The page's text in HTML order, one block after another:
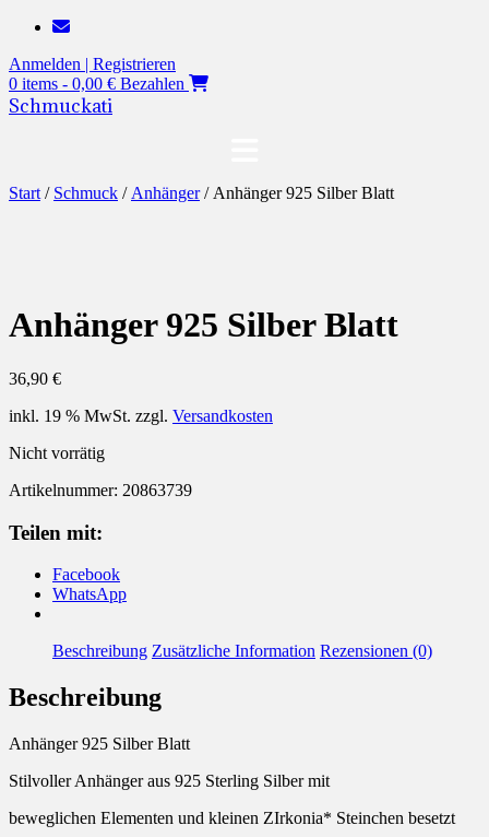
Zum
springen
Anmelden | Registrieren
0 items - 0,00 € Bezahlen
Schmuckati
Start / Schmuck / Anhänger/ Anhänger 925 Silber Blatt
Anhänger 925 Silber Blatt
36,90 €
inkl. 19 % MwSt. zzgl. Versandkosten
Nicht vorrätig
Artikelnummer: 20863739
Teilen mit:
Facebook
WhatsApp
Beschreibung Zusätzliche Information Rezensionen (0)
Beschreibung
Anhänger 925 Silber Blatt
Stilvoller Anhänger aus 925 Sterling Silber mit
beweglichen Elementen und kleinen ZIrkonia* Steinchen besetzt